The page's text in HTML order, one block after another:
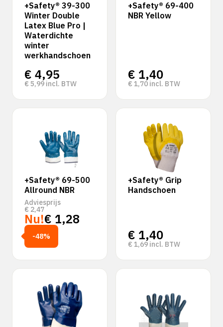
+Safety® 39-300
Winter Double
Latex Blue Pro |
Waterdichte
winter
werkhandschoen
€ 4,95
€ 5,99 incl. BTW
+Safety® 69-400
NBR Yellow
€ 1,40
€ 1,70 incl. BTW
+Safety® 69-500
Allround NBR
Adviesprijs
€ 2,47
Nu!€ 1,28
-48%
+Safety® Grip
Handschoen
€ 1,40
€ 1,69 incl. BTW